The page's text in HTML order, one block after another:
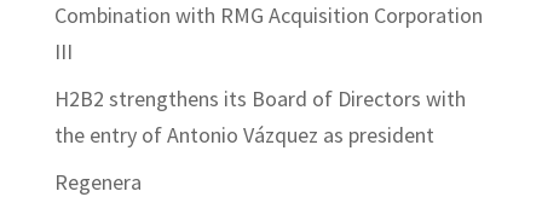
Combination with RMG Acquisition Corporation
III
H2B2 strengthens its Board of Directors with
the entry of Antonio Vázquez as president
Regenera